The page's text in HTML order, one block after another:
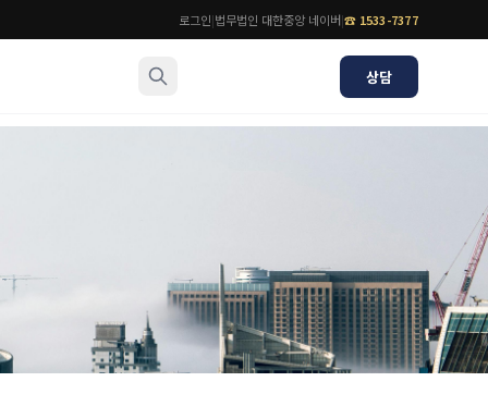
로그인|법무법인 대한중앙 네이버|☎ 1533-7377
상담
법률 블로그
법률서식
뉴스레터/브로슈어